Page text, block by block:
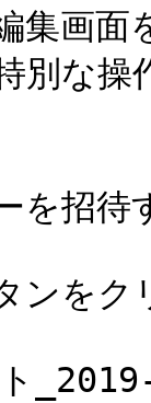
集画面
別な
を招待
ンをク